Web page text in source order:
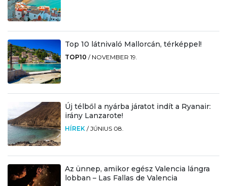
Top 10 látnivaló Mallorcán, térképpel!
TOP10 / NOVEMBER 19.
Új télből a nyárba járatot indít a Ryanair:
irány Lanzarote!
HÍREK /JÚNIUS 08.
Az ünnep, amikor egész Valencia lángra
lobban – Las Fallas de Valencia